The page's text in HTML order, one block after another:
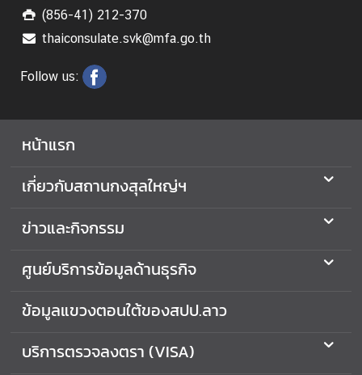
(856-41) 212-370
thaiconsulate.svk@mfa.go.th
Follow us:
หน้าแรก
เกี่ยวกับสถานกงสุลใหญ่ฯ
ข่าวและกิจกรรม
ศูนย์บริการข้อมูลด้านธุรกิจ
ข้อมูลแขวงตอนใต้ของสปป.ลาว
บริการตรวจลงตรา (VISA)